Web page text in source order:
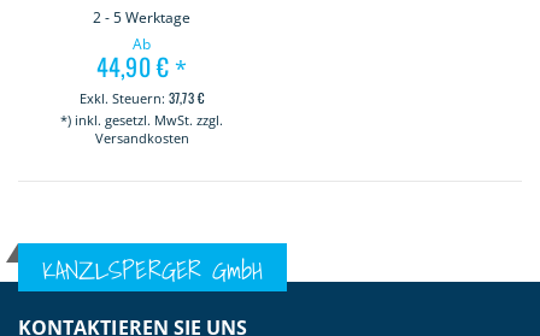
2 - 5 Werktage
Ab
44,90 €*
37,73 €
*) inkl. gesetzl. MwSt. zzgl.
Versandkosten
KANZLSPERGER GmbH
KONTAKTIEREN SIE UNS